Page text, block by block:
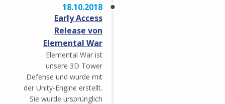
18.10.2018
Early Access
Release von
Elemental War
Elemental War ist
unsere 3D Tower
Defense und wurde mit
der Unity-Engine erstellt.
Sie wurde ursprünglich